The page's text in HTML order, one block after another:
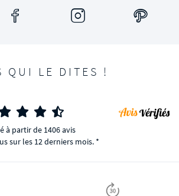
QUI LE DITES !
à partir de 1406 avis
sur les 12 derniers mois. *